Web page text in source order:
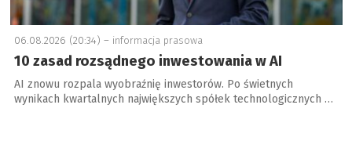
06.08.2026 (20:34) – informacja prasowa
10 zasad rozsądnego inwestowania w AI
AI znowu rozpala wyobraźnię inwestorów. Po świetnych
wynikach kwartalnych największych spółek technologicznych …